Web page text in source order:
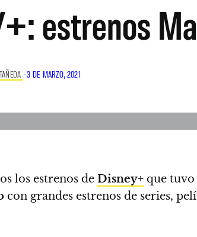
estrenos
–3 DE MARZO, 2021
los estrenos de Disney+ que tuvo
con grandes estrenos de series,